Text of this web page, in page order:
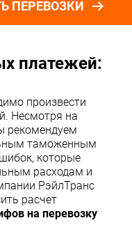
ПЕРЕВОЗКИ
платежей:
произвести
Несмотря на
рекомендуем
таможенным
которые
расходам и
РэйлТранс
расчет
на перевозку